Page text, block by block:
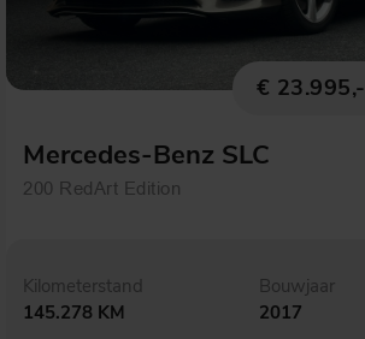
€ 23.995,-
Mercedes-Benz SLC
200 RedArt Edition
Kilometerstand
145.278 KM
Bouwjaar
2017